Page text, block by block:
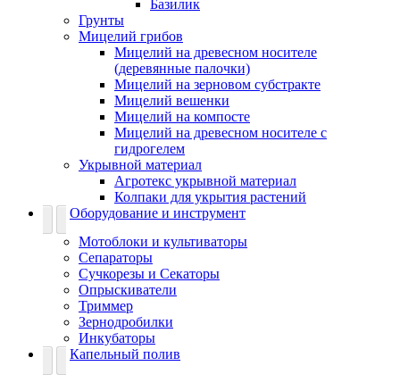
Базилик
Грунты
Мицелий грибов
Мицелий на древесном носителе
(деревянные палочки)
Мицелий на зерновом субстракте
Мицелий вешенки
Мицелий на компосте
Мицелий на древесном носителе с
гидрогелем
Укрывной материал
Агротекс укрывной материал
Колпаки для укрытия растений
Оборудование и инструмент
Мотоблоки и культиваторы
Сепараторы
Сучкорезы и Секаторы
Опрыскиватели
Триммер
Зернодробилки
Инкубаторы
Капельный полив